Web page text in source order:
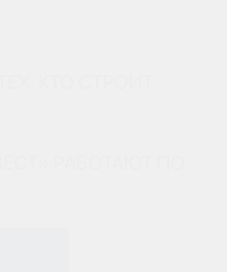
КТО СТРОИТ
РАБОТАЮТ ПО